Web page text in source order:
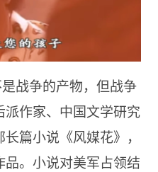
战争的产物，但战争
作家、中国文学研究
篇小说《风媒花》，
。小说对美军占领结